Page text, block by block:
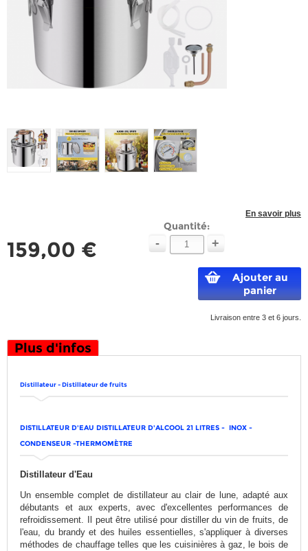
En savoir plus
159,00 €
Quantité:
- +
Ajouter au
panier
Livraison entre 3 et 6 jours.
Plus d'infos
Distillateur -Distillateur de fruits
DISTILLATEUR D'EAU DISTILLATEUR D'ALCOOL 21 LITRES - INOX -
CONDENSEUR -THERMOMÈTRE
Distillateur d'Eau
Un ensemble complet de distillateur au clair de lune, adapté aux
débutants et aux experts, avec d'excellentes performances de
refroidissement. Il peut être utilisé pour distiller du vin de fruits, de
l'eau, du brandy et des huiles essentielles, s'appliquer à diverses
méthodes de chauffage telles que les cuisinières à gaz, le bois de